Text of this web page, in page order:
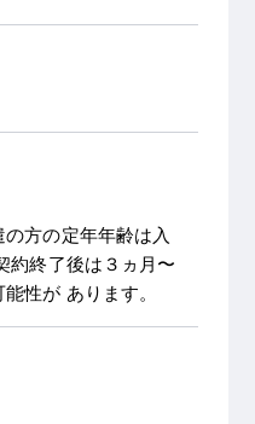
方の定年年齢は入
約終了後は３ヵ月〜
性が あります。